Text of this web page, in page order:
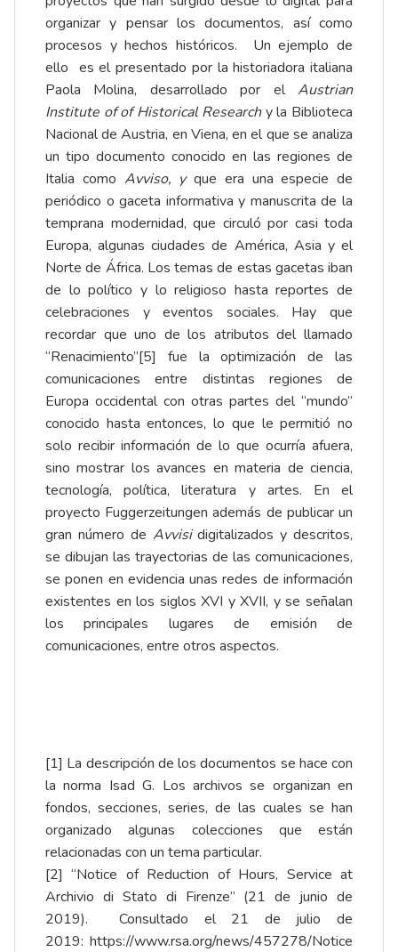
organizar y pensar los documentos, así como
procesos y hechos históricos. Un ejemplo de
ello es el presentado por la historiadora italiana
Paola Molina, desarrollado por el Austrian
Institute of of Historical Research y la Biblioteca
Nacional de Austria, en Viena, en el que se analiza
un tipo documento conocido en las regiones de
Italia como Avviso, y que era una especie de
periódico o gaceta informativa y manuscrita de la
temprana modernidad, que circuló por casi toda
Europa, algunas ciudades de América, Asia y el
Norte de África. Los temas de estas gacetas iban
de lo político y lo religioso hasta reportes de
celebraciones y eventos sociales. Hay que
recordar que uno de los atributos del llamado
“Renacimiento”[5] fue la optimización de las
comunicaciones entre distintas regiones de
Europa occidental con otras partes del “mundo”
conocido hasta entonces, lo que le permitió no
solo recibir información de lo que ocurría afuera,
sino mostrar los avances en materia de ciencia,
tecnología, política, literatura y artes. En el
proyecto Fuggerzeitungen además de publicar un
gran número de Avvisidigitalizados ydescritos,
se dibujan las trayectorias de las comunicaciones,
se ponen en evidencia unas redes de información
existentes en los siglos XVI y XVII, y se señalan
los principales lugares de emisión de
comunicaciones, entre otros aspectos.
[1] La descripción de los documentos se hace con
la norma Isad G. Los archivos se organizan en
fondos, secciones, series, de las cuales se han
organizado algunas colecciones que están
relacionadas con un tema particular.
[2] “Notice of Reduction of Hours, Service at
Archivio di Stato di Firenze” (21 de junio de
2019). Consultado el 21 de julio de
2019: https://www.rsa.org/news/457278/Notice